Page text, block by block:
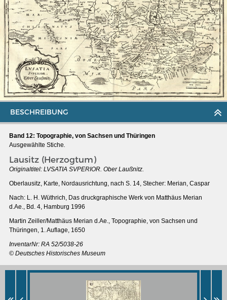
SCHIFFSTYPEN
Entwicklungen im europäischen Schiffbau
MERIANS DEUTSCHLAND 1642 - 1654
Interaktive Karte
Bildergalerie Topographia Germaniae
BESCHREIBUNG
Band 12: Topographie, von Sachsen und Thüringen
Ausgewählte Stiche
Lausitz (Herzogtum)
Originaltitel: LVSATIA SVPERIOR. Ober Laußnitz.
Oberlausitz, Karte, Nordausrichtung, nach S. 14, Stecher: Merian, Caspar
Nach: L. H. Wüthrich, Das druckgraphische Werk von Matthäus Merian
d.Ae., Bd. 4, Hamburg 1996
Martin Zeiller/Matthäus Merian d.Ae., Topographie, von Sachsen und
Thüringen, 1. Auflage, 1650
InventarNr: RA 52/5038-26
© Deutsches Historisches Museum